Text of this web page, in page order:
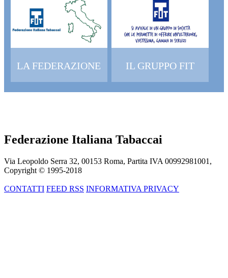
LA FEDERAZIONE IL GRUPPO FIT
Federazione Italiana Tabaccai
Via Leopoldo Serra 32, 00153 Roma, Partita IVA 00992981001,
Copyright © 1995-2018
CONTATTI FEED RSS INFORMATIVA PRIVACY